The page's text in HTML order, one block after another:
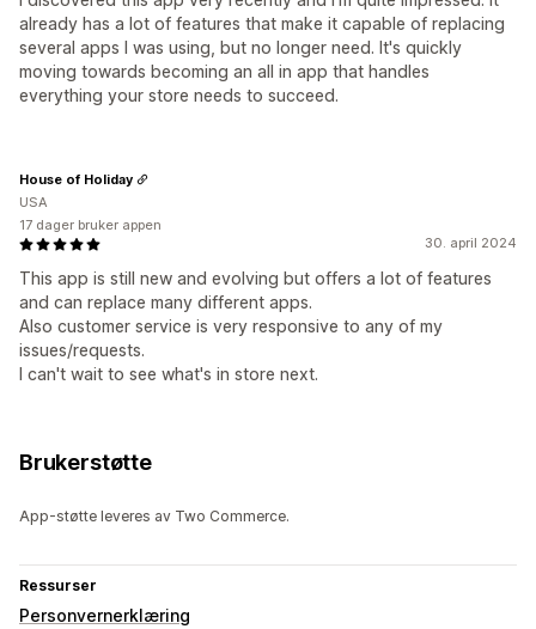
already has a lot of features that make it capable of replacing
several apps I was using, but no longer need. It's quickly
moving towards becoming an all in app that handles
everything your store needs to succeed.
30. april 2024
This app is still new and evolving but offers a lot of features
and can replace many different apps.
Also customer service is very responsive to any of my
issues/requests.
I can't wait to see what's in store next.
House of Holiday
USA
17 dager bruker appen
Brukerstøtte
App-støtte leveres av Two Commerce.
Ressurser
Personvernerklæring